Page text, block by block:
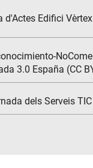
d'Actes Edifici Vèrtex
3.0 España (CC
dels Serveis TIC